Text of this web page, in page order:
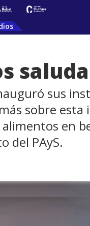
sus
sobre
en
del PAyS.